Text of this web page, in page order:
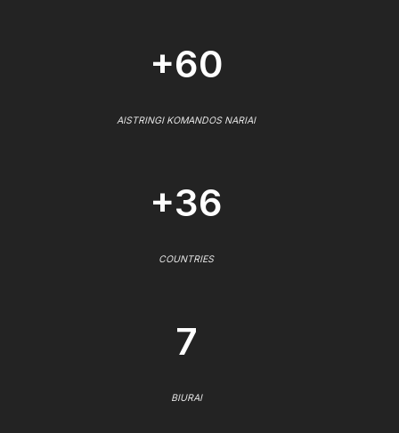
+60
AISTRINGI KOMANDOS NARIAI
+36
COUNTRIES
7
BIURAI